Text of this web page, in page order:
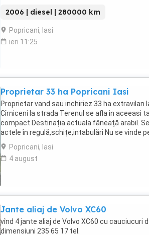
2006 | diesel | 280000 km
Popricani, Iasi
ieri 11:25
Proprietar 33 ha Popricani Iasi
Proprietar vand sau inchiriez 33 ha extravilan
Cîrniceni la strada Terenul se afla in aceeasi
compact Destinația actuala fâneață arabil.
actele în regulă,schițe,intabulări Nu se vinde
Eventual schimb cu imobile ...
Popricani, Iasi
4 august
Jante aliaj de Volvo XC60
vînd 4 jante aliaj de Volvo XC60 cu cauciucuri
dimensiuni 235 65 17 tel.